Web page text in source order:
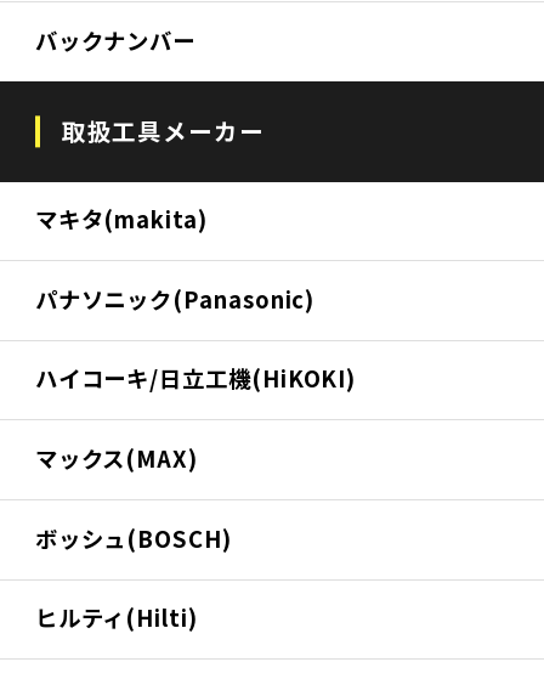
バックナンバー
取扱工具メーカー
マキタ(makita)
パナソニック(Panasonic)
ハイコーキ/日立工機(HiKOKI)
マックス(MAX)
ボッシュ(BOSCH)
ヒルティ(Hilti)